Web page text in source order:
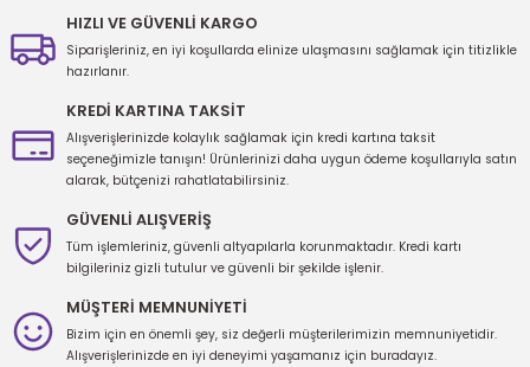
Ürün resmi kalitesiz, bozuk veya görüntülenemiyor.
Ürün bilgilerinde hatalar bulunuyor.
Ürün fiyatı diğer sitelerden daha pahalı.
Gönder
HIZLI VE GÜVENLİ KARGO
Siparişleriniz, en iyi koşullarda elinize ulaşmasını sağlamak için titizlikle
hazırlanır.
KREDİ KARTINA TAKSİT
Alışverişlerinizde kolaylık sağlamak için kredi kartına taksit
seçeneğimizle tanışın! Ürünlerinizi daha uygun ödeme koşullarıyla satın
alarak, bütçenizi rahatlatabilirsiniz.
GÜVENLİ ALIŞVERİŞ
Tüm işlemleriniz, güvenli altyapılarla korunmaktadır. Kredi kartı
bilgileriniz gizli tutulur ve güvenli bir şekilde işlenir.
MÜŞTERİ MEMNUNİYETİ
Bizim için en önemli şey, siz değerli müşterilerimizin memnuniyetidir.
Alışverişlerinizde en iyi deneyimi yaşamanız için buradayız.